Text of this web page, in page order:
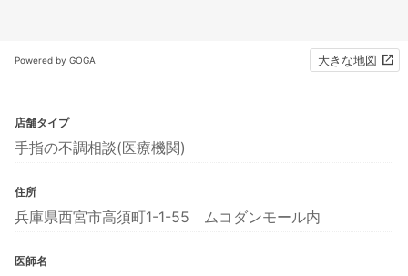
Powered by GOGA 大きな地図
店舗タイプ
手指の不調相談(医療機関)
住所
兵庫県西宮市高須町1-1-55 ムコダンモール内
医師名